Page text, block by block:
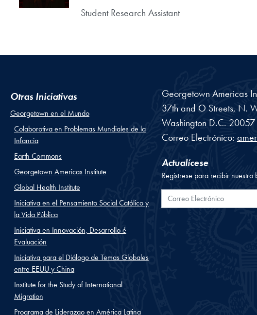
Student Research Assistant
Otras Iniciativas
Georgetown en el Mundo
Colaborotiva en Problemas Mundiales de la
Infancia
Earth Commons
Georgetown Americas Institute
Global Health Institute
Iniciativa en el Pensamiento Social Católico y
la Vida Pública
Iniciativa en Innovación, Desarrollo é
Evaluación
Iniciativa para el Diálogo de Temas Globales
entre EEUU y China
Institute for the Study of International
Migration
Programa de Liderazgo en América Latina
Georgetown Americas
37th and O Streets, N.
Washington D.C. 20057
Correo Electrónico:
Actualícese
Regístrese para recibir
Correo Electrónico